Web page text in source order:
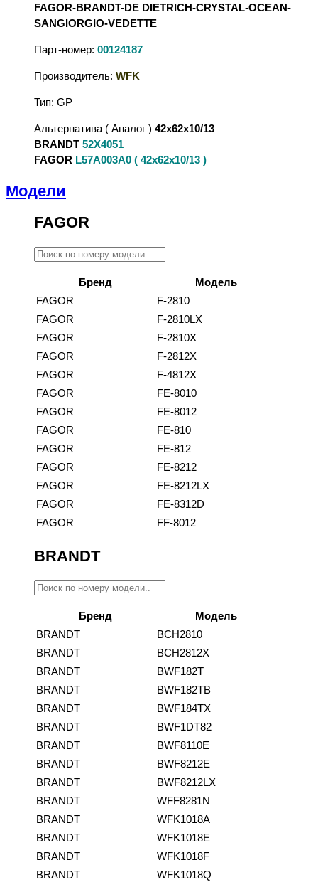
FAGOR-BRANDT-DE DIETRICH-CRYSTAL-OCEAN-
SANGIORGIO-VEDETTE
Парт-номер: 00124187
Производитель: WFK
Тип: GP
Альтернатива ( Аналог ) 42x62x10/13
BRANDT 52X4051
FAGOR L57A003A0 ( 42x62x10/13 )
Модели
FAGOR
Бренд
Модель
FAGOR
F-2810
FAGOR
F-2810LX
FAGOR
F-2810X
FAGOR
F-2812X
FAGOR
F-4812X
FAGOR
FE-8010
FAGOR
FE-8012
FAGOR
FE-810
FAGOR
FE-812
FAGOR
FE-8212
FAGOR
FE-8212LX
FAGOR
FE-8312D
FAGOR
FF-8012
BRANDT
Бренд
Модель
BRANDT
BCH2810
BRANDT
BCH2812X
BRANDT
BWF182T
BRANDT
BWF182TB
BRANDT
BWF184TX
BRANDT
BWF1DT82
BRANDT
BWF8110E
BRANDT
BWF8212E
BRANDT
BWF8212LX
BRANDT
WFF8281N
BRANDT
WFK1018A
BRANDT
WFK1018E
BRANDT
WFK1018F
BRANDT
WFK1018Q